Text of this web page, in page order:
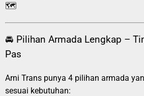
🗺️
🚘 Pilihan Armada Lengkap –
Pas
Arni Trans punya 4 pilihan armada
sesuai kebutuhan: